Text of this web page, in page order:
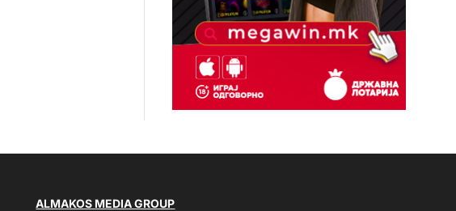
ALMAKOS MEDIA GROUP